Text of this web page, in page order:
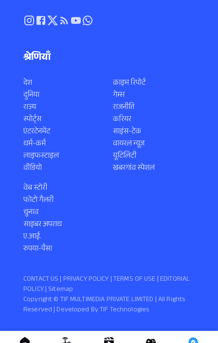
श्रेणियाँ
देश
दुनिया
राज्य
स्पोर्ट्स
एंटरटेनमेंट
धर्म-कर्म
लाइफस्टाइल
वीडियो
क्राइम रिपोर्ट
गेम्स
राजनीति
करियर
साइंस-टेक
वायरल न्यूज़
यूटिलिटी
खबरगांव स्पेशल
वेब स्टोरी
फोटो गैलरी
चुनाव
साइबर अपराध
ए.आई.
रुपया-पैसा
Copyright ©️ TIF MULTIMEDIA PRIVATE LIMITED | All Rights
Reserved | Developed ByTIF Technologies
CONTACT US | PRIVACY POLICY |TERMS OF USE | EDITORIAL
POLICY| Sitemap